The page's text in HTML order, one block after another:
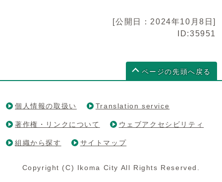
[公開日：2024年10月8日]
ID:35951
ページの先頭へ戻る
個人情報の取扱い Translation service
著作権・リンクについて ウェブアクセシビリティ
組織から探す サイトマップ
Copyright (C) Ikoma City All Rights Reserved.